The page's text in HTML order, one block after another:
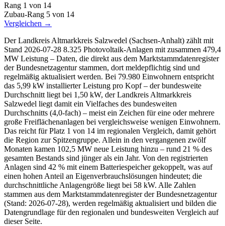
Rang 1 von 14
Zubau-Rang 5 von 14
Vergleichen →
Der Landkreis Altmarkkreis Salzwedel (Sachsen-Anhalt) zählt mit
Stand 2026-07-28 8.325 Photovoltaik-Anlagen mit zusammen 479,4
MW Leistung – Daten, die direkt aus dem Marktstammdatenregister
der Bundesnetzagentur stammen, dort meldepflichtig sind und
regelmäßig aktualisiert werden. Bei 79.980 Einwohnern entspricht
das 5,99 kW installierter Leistung pro Kopf – der bundesweite
Durchschnitt liegt bei 1,50 kW, der Landkreis Altmarkkreis
Salzwedel liegt damit ein Vielfaches des bundesweiten
Durchschnitts (4,0-fach) – meist ein Zeichen für eine oder mehrere
große Freiflächenanlagen bei vergleichsweise wenigen Einwohnern.
Das reicht für Platz 1 von 14 im regionalen Vergleich, damit gehört
die Region zur Spitzengruppe. Allein in den vergangenen zwölf
Monaten kamen 102,5 MW neue Leistung hinzu – rund 21 % des
gesamten Bestands sind jünger als ein Jahr. Von den registrierten
Anlagen sind 42 % mit einem Batteriespeicher gekoppelt, was auf
einen hohen Anteil an Eigenverbrauchslösungen hindeutet; die
durchschnittliche Anlagengröße liegt bei 58 kW. Alle Zahlen
stammen aus dem Marktstammdatenregister der Bundesnetzagentur
(Stand: 2026-07-28), werden regelmäßig aktualisiert und bilden die
Datengrundlage für den regionalen und bundesweiten Vergleich auf
dieser Seite.